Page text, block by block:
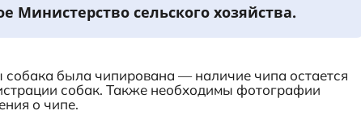
Министерство сельского хозяйства.
была чипирована — наличие чипа остается
собак. Также необходимы фотографии
о чипе.